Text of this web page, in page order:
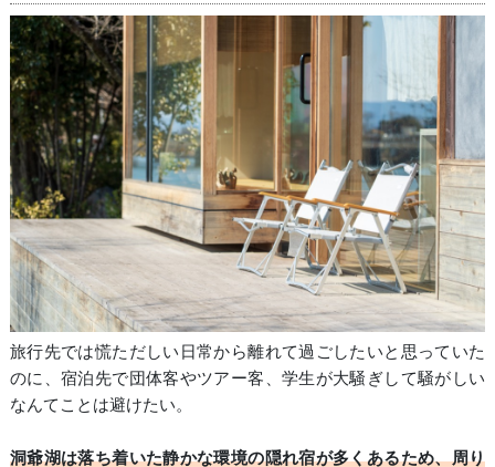
旅行先では慌ただしい日常から離れて過ごしたいと思っていた
のに、宿泊先で団体客やツアー客、学生が大騒ぎして騒がしい
なんてことは避けたい。
洞爺湖は落ち着いた静かな環境の隠れ宿が多くあるため、周り